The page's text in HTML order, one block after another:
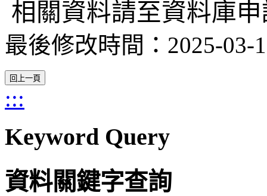
相關資料請至資料庫
最後修改時間：2025-03-
:::
Keyword Query
資料關鍵字查詢